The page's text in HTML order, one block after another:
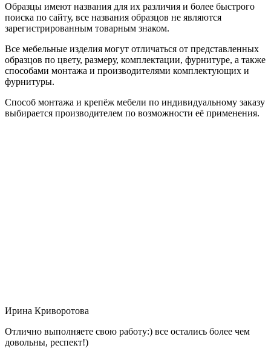
Образцы имеют названия для их различия и более быстрого
поиска по сайту, все названия образцов не являются
зарегистрированным товарным знаком.
Все мебельные изделия могут отличаться от представленных
образцов по цвету, размеру, комплектации, фурнитуре, а также
способами монтажа и производителями комплектующих и
фурнитуры.
Способ монтажа и крепёж мебели по индивидуальному заказу
выбирается производителем по возможности её применения.
Ирина Криворотова
Отлично выполняете свою работу:) все остались более чем
довольны, респект!)